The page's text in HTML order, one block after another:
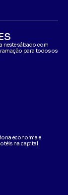
neste sábado com
para todos os
economia e
na capital